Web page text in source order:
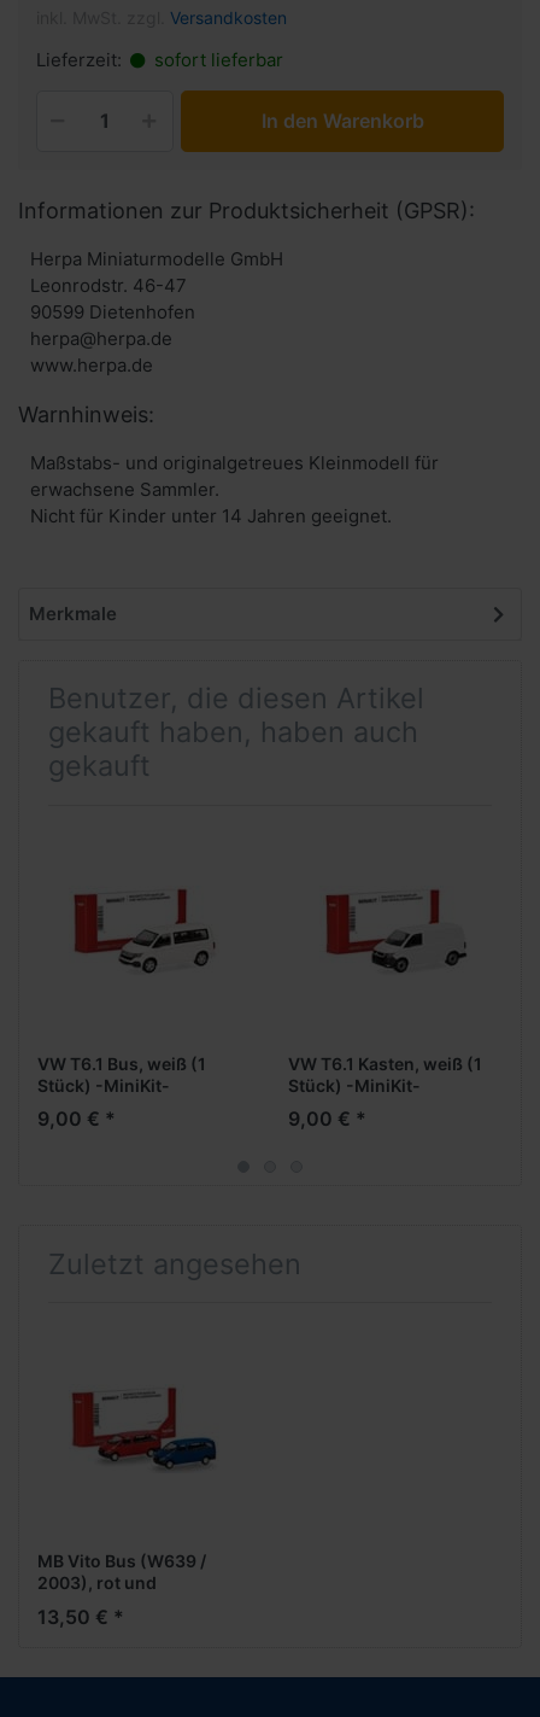
Versandkosten
Lieferzeit: sofort lieferbar
In den Warenkorb
Informationen zur Produktsicherheit (GPSR):
Herpa Miniaturmodelle GmbH
Leonrodstr. 46-47
90599 Dietenhofen
herpa@herpa.de
www.herpa.de
Warnhinweis:
Maßstabs- und originalgetreues Kleinmodell für
erwachsene Sammler.
Nicht für Kinder unter 14 Jahren geeignet.
Merkmale
Benutzer, die diesen Artikel
gekauft haben, haben auch
gekauft
VW T6.1 Bus, weiß (1
Stück) -MiniKit-
9,00 € *
VW T6.1 Kasten, weiß (1
Stück) -MiniKit-
9,00 € *
Zuletzt angesehen
MB Vito Bus (W639 /
2003), rot und
-MiniKit-
13,50 € *